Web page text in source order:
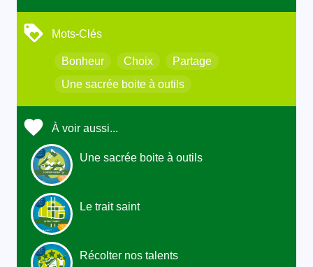
Mots-Clés
Bonheur Choix
Partage
Une sacrée boite à outils
À voir aussi...
Une sacrée boite à outils
Le trait saint
Récolter nos talents